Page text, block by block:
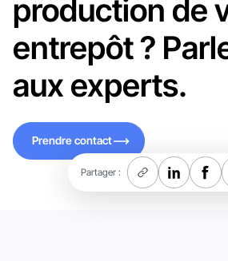
production de
entrepôt ?
aux experts.
Prendre contact
Prendre contact
Partager :